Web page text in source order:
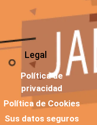
Legal
Política de
privacidad
Política de Cookies
Sus datos seguros